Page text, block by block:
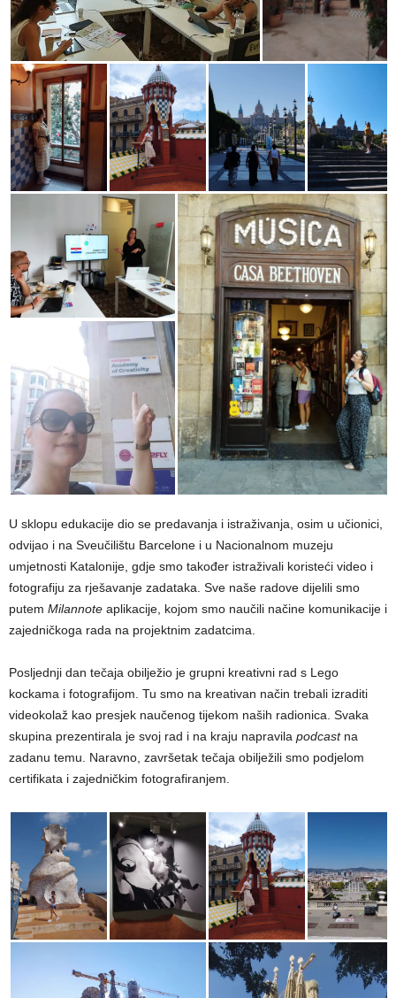
U sklopu edukacije dio se predavanja i istraživanja, osim u učionici,
odvijao i na Sveučilištu Barcelone i u Nacionalnom muzeju
umjetnosti Katalonije, gdje smo također istraživali koristeći video i
fotografiju za rješavanje zadataka. Sve naše radove dijelili smo
putem Milannote aplikacije, kojom smo naučili načine komunikacije i
zajedničkoga rada na projektnim zadatcima.
Posljednji dan tečaja obilježio je grupni kreativni rad s Lego
kockama i fotografijom. Tu smo na kreativan način trebali izraditi
videokolaž kao presjek naučenog tijekom naših radionica. Svaka
skupina prezentirala je svoj rad i na kraju napravila podcastna
zadanu temu. Naravno, završetak tečaja obilježili smo podjelom
certifikata i zajedničkim fotografiranjem.